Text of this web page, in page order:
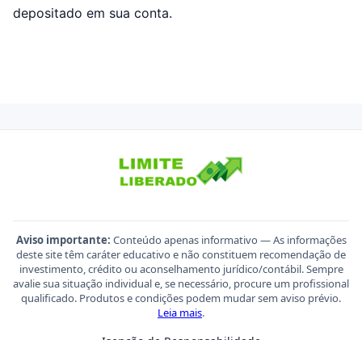
depositado em sua conta.
Aviso importante: Conteúdo apenas informativo — As informações
deste site têm caráter educativo e não constituem recomendação de
investimento, crédito ou aconselhamento jurídico/contábil. Sempre
avalie sua situação individual e, se necessário, procure um profissional
qualificado. Produtos e condições podem mudar sem aviso prévio.
Leia mais.